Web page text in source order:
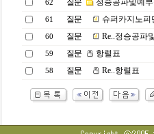
62 질문 정승공파및예
61 질문 슈퍼카지노피
60 질문 Re..정승공파
59 질문 항렬표
58 질문 Re..항렬표